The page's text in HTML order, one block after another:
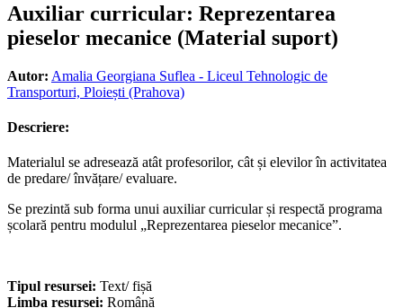
Auxiliar curricular: Reprezentarea
pieselor mecanice (Material suport)
Autor: Amalia Georgiana Suflea - Liceul Tehnologic de
Transporturi, Ploiești (Prahova)
Descriere:
Materialul se adresează atât profesorilor, cât și elevilor în activitatea
de predare/ învățare/ evaluare.
Se prezintă sub forma unui auxiliar curricular și respectă programa
școlară pentru modulul „Reprezentarea pieselor mecanice”.
Tipul resursei: Text/ fișă
Limba resursei: Română